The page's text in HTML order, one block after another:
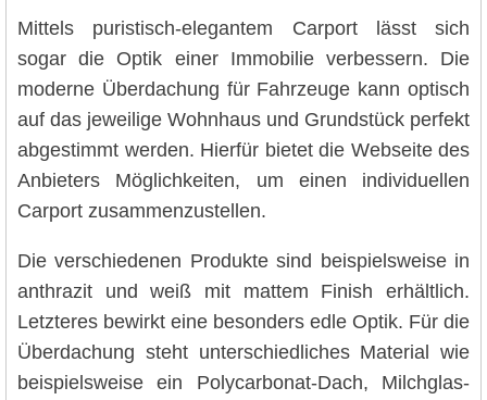
Mittels puristisch-elegantem Carport lässt sich
sogar die Optik einer Immobilie verbessern. Die
moderne Überdachung für Fahrzeuge kann optisch
auf das jeweilige Wohnhaus und Grundstück perfekt
abgestimmt werden. Hierfür bietet die Webseite des
Anbieters Möglichkeiten, um einen individuellen
Carport zusammenzustellen.
Die verschiedenen Produkte sind beispielsweise in
anthrazit und weiß mit mattem Finish erhältlich.
Letzteres bewirkt eine besonders edle Optik. Für die
Überdachung steht unterschiedliches Material wie
beispielsweise ein Polycarbonat-Dach, Milchglas-